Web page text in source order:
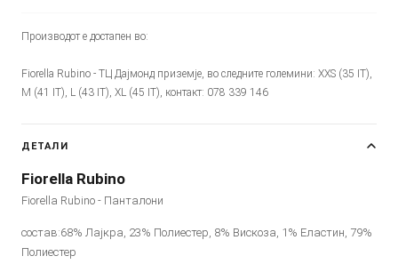
Производот е достапен во:
Fiorella Rubino - ТЦ Дајмонд приземје, во следните големини: XXS (35 IT),
M (41 IT), L (43 IT), XL (45 IT), контакт: 078 339 146
ДЕТАЛИ
Fiorella Rubino
Fiorella Rubino - Панталони
состав:68% Лајкра, 23% Полиестер, 8% Вискоза, 1% Еластин, 79%
Полиестер